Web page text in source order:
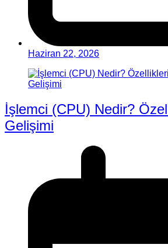
Haziran 22, 2026
İşlemci (CPU) Nedir?
Gelişimi